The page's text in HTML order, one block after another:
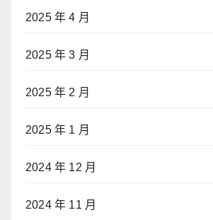
2025 年 4 月
2025 年 3 月
2025 年 2 月
2025 年 1 月
2024 年 12 月
2024 年 11 月